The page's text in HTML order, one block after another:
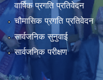
वार्षिक प्रगति प्रतिवेदन
चौमासिक प्रगति प्रतिवेदन
सार्वजनिक सुनुवाई
सार्वजनिक परीक्षण